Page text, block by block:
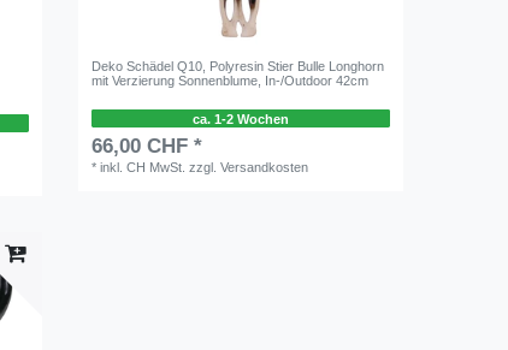
Deko Schädel Q10, Polyresin Stier Bulle Longhorn
mit Verzierung Sonnenblume, In-/Outdoor 42cm
ca. 1-2 Wochen
66,00 CHF *
*inkl. CH MwSt. zzgl.Versandkosten